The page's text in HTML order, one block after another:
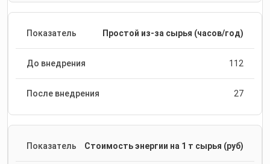
Простой из-за сырья (часов/год)
112
27
Стоимость энергии на 1 т сырья (руб)